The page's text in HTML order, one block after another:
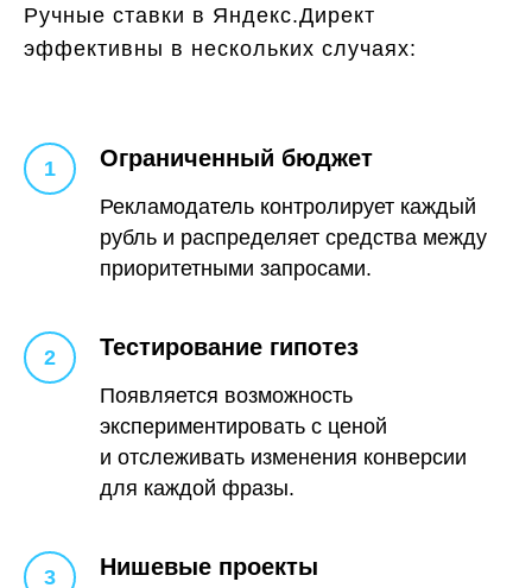
Ручные ставки в Яндекс.Директ
эффективны в нескольких случаях:
Ограниченный бюджет
Рекламодатель контролирует каждый
рубль и распределяет средства между
приоритетными запросами.
Тестирование гипотез
Появляется возможность
экспериментировать с ценой
и отслеживать изменения конверсии
для каждой фразы.
Нишевые проекты